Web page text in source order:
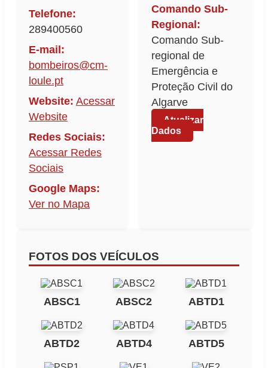
Telefone:
289400560
E-mail:
bombeiros@cm-
loule.pt
Website: Acessar
Website
Redes Sociais:
Acessar Redes
Sociais
Google Maps:
Ver no Mapa
Comando Sub-
Regional:
Comando Sub-
regional de
Emergência e
Proteção Civil do
Algarve
Atualizar
Dados
FOTOS DOS VEÍCULOS
ABSC1 ABSC2 ABTD1
ABTD2 ABTD4 ABTD5